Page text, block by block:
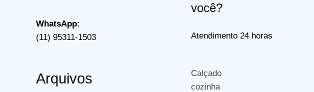
WhatsApp:
(11) 95311-1503
Arquivos
você?
Atendimento 24 horas
Calçado
cozinha